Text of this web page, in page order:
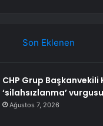
Son Eklenen
CHP Grup Başkanvekili
‘silahsızlanma’ vurgusu
Ağustos 7, 2026